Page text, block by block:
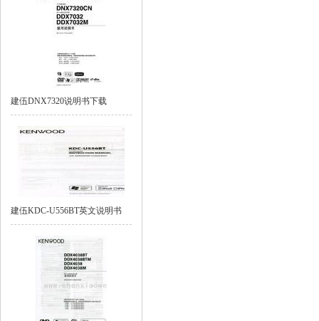
建伍DNX7320说明书下载
建伍KDC-U556BT英文说明书